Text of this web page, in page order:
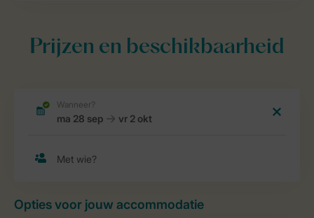
Prijzen en beschikbaarheid
Opties voor jouw accommodatie